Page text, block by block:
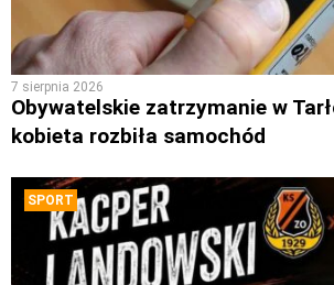
7 sierpnia 2026
Obywatelskie zatrzymanie w
kobieta rozbiła samochód
SPORT